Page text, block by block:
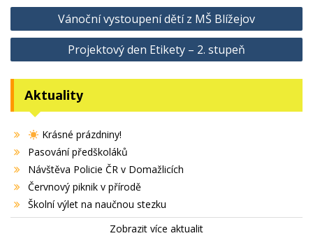
Navigace
pro
příspěvek
Vánoční vystoupení dětí z MŠ Blížejov
Projektový den Etikety – 2. stupeň
Aktuality
Krásné prázdniny!
Pasování předškoláků
Návštěva Policie ČR v Domažlicích
Červnový piknik v přírodě
Školní výlet na naučnou stezku
Zobrazit více aktualit